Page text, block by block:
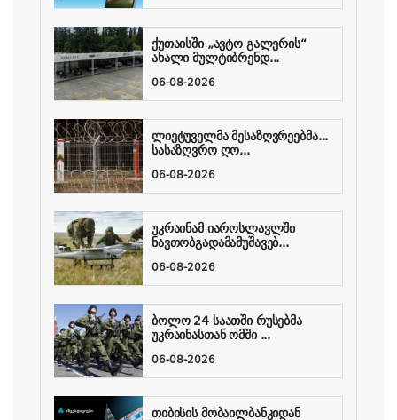
ქუთაისში „ავტო გალერის“
ახალი მულტიბრენდ...
06-08-2026
ლიეტუველმა მესაზღვრეებმა...
სასაზღვრო ღო...
06-08-2026
უკრაინამ იაროსლავლში
ნავთობგადამამუშავებ...
06-08-2026
ბოლო 24 საათში რუსებმა
უკრაინასთან ომში ...
06-08-2026
თიბისის მობაილბანკიდან